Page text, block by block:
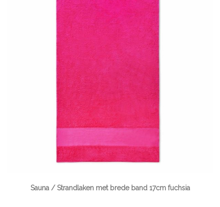
Sauna / Strandlaken met brede band 17cm fuchsia